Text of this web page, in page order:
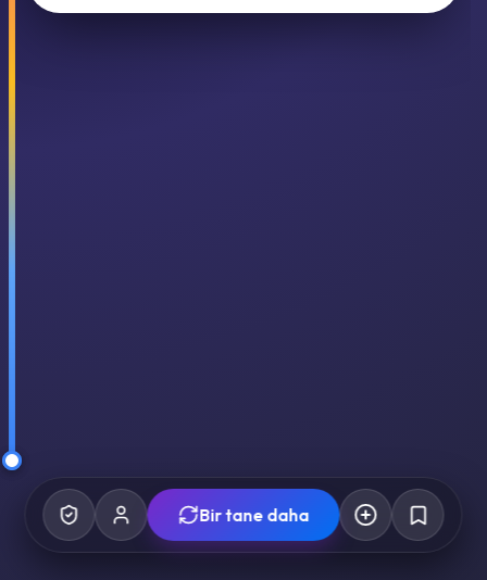
Bir tane daha